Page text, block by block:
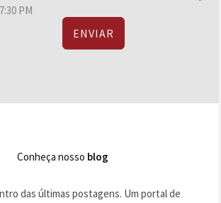
PM
ENVIAR
Conheça nosso blog
das últimas postagens. Um portal de